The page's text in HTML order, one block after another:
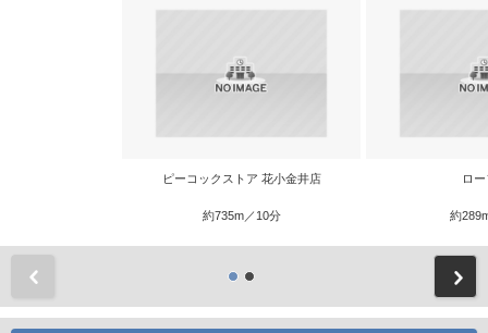
ピーコックストア 花小金井店
約735m／10分
ロ
約